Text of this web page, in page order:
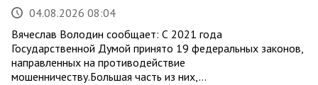
04.08.2026 08:04
Вячеслав Володин сообщает: С 2021 года
Государственной Думой принято 19 федеральных законов,
направленных на противодействие
мошенничеству.Большая часть из них,…